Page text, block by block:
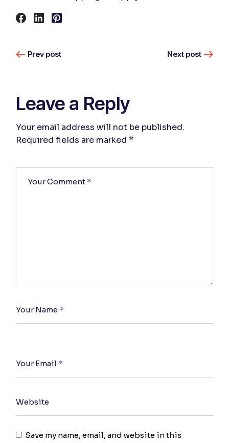
Prev post Next post
Leave a Reply
Your email address will not be published.
Required fields are marked*
Save my name, email, and website in this